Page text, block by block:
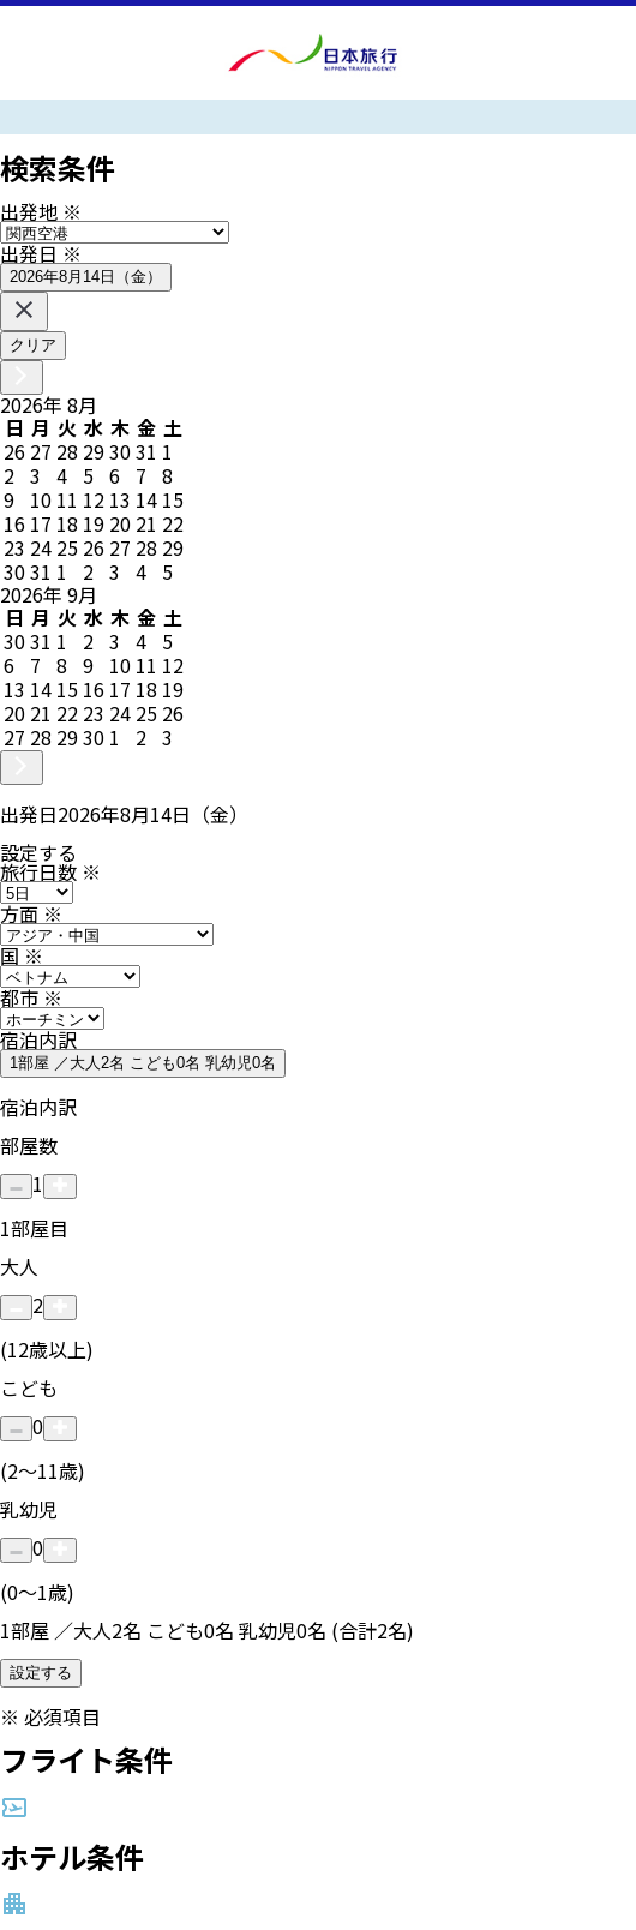
検索条件
出発地 ※
出発日※
2026年8月14日（金）
クリア
2026年 8月
日 月 火 水 木 金 土
26 27 28 293031 1
2 3 4 5 6 7 8
9 10 11 12 13 14 15
16 17 18 19 20 21 22
23 24 25 26 27 28 29
3031 1 2 3 4 5
2026年 9月
日 月 火 水 木 金 土
3031 1 2 3 4 5
6 7 8 9 10 11 12
13 14 15 16 17 18 19
20 21 22 23 24 25 26
27 28 2930 1 2 3
出発日2026年8月14日（金）
設定する
旅行日数 ※
方面※
国※
都市※
宿泊内訳
1部屋 ／大人2名 こども0名 乳幼児0名
宿泊内訳
部屋数
1
1部屋目
大人
2
(12歳以上)
こども
0
(2〜11歳)
乳幼児
0
(0〜1歳)
1部屋 ／大人2名 こども0名 乳幼児0名 (合計2名)
設定する
※ 必須項目
フライト条件
ホテル条件